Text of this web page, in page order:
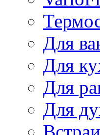
Для
Для
Для
Для